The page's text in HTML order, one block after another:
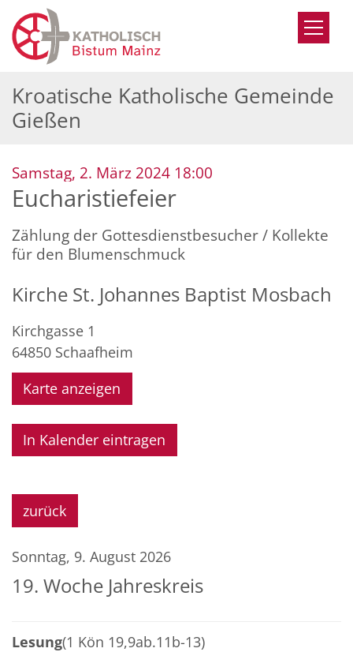
Zum Inhalt springen
Kroatische Katholische Gemeinde
Gießen
Samstag, 2. März 2024 18:00
Eucharistiefeier
Zählung der Gottesdienstbesucher / Kollekte
für den Blumenschmuck
Kirche St. Johannes Baptist Mosbach
Kirchgasse 1
64850 Schaafheim
Karte anzeigen
In Kalender eintragen
zurück
Sonntag, 9. August 2026
19. Woche Jahreskreis
Lesung(1 Kön 19,9ab.11b-13)